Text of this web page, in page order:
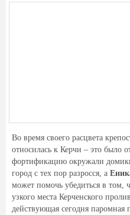
Во время своего расцвета
относилась к Керчи – это было
фортификацию окружали
город с тех пор разросся, а
может помочь убедиться в том,
узкого места Керченского
действующая сегодня паромная